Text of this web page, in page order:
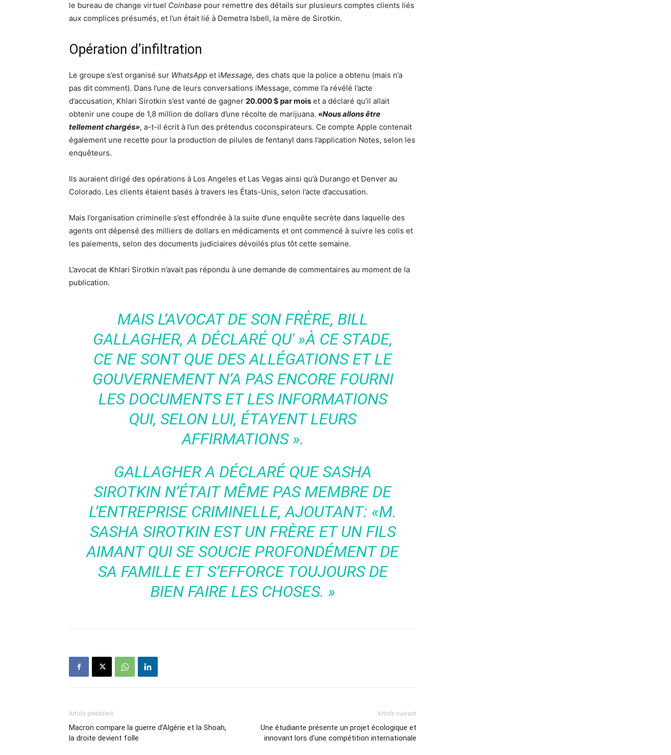
le bureau de change virtuel Coinbase pour remettre des détails sur plusieurs comptes clients liés
aux complices présumés, et l’un était lié à Demetra Isbell, la mère de Sirotkin.
Opération d’infiltration
Le groupe s’est organisé sur WhatsApp et iMessage, des chats que la police a obtenu (mais n’a
pas dit comment). Dans l’une de leurs conversations iMessage, comme l’a révélé l’acte
d’accusation, Khlari Sirotkin s’est vanté de gagner 20.000 $ par mois et a déclaré qu’il allait
obtenir une coupe de 1,8 million de dollars d’une récolte de marijuana. «Nous allons être
tellement chargés», a-t-il écrit à l’un des prétendus coconspirateurs. Ce compte Apple contenait
également une recette pour la production de pilules de fentanyl dans l’application Notes, selon les
enquêteurs.
Ils auraient dirigé des opérations à Los Angeles et Las Vegas ainsi qu’à Durango et Denver au
Colorado. Les clients étaient basés à travers les États-Unis, selon l’acte d’accusation.
Mais l’organisation criminelle s’est effondrée à la suite d’une enquête secrète dans laquelle des
agents ont dépensé des milliers de dollars en médicaments et ont commencé à suivre les colis et
les paiements, selon des documents judiciaires dévoilés plus tôt cette semaine.
L’avocat de Khlari Sirotkin n’avait pas répondu à une demande de commentaires au moment de la
publication.
MAIS L’AVOCAT DE SON FRÈRE, BILL
GALLAGHER, A DÉCLARÉ QU' »À CE STADE,
CE NE SONT QUE DES ALLÉGATIONS ET LE
GOUVERNEMENT N’A PAS ENCORE FOURNI
LES DOCUMENTS ET LES INFORMATIONS
QUI, SELON LUI, ÉTAYENT LEURS
AFFIRMATIONS ».
GALLAGHER A DÉCLARÉ QUE SASHA
SIROTKIN N’ÉTAIT MÊME PAS MEMBRE DE
L’ENTREPRISE CRIMINELLE, AJOUTANT: «M.
SASHA SIROTKIN EST UN FRÈRE ET UN FILS
AIMANT QUI SE SOUCIE PROFONDÉMENT DE
SA FAMILLE ET S’EFFORCE TOUJOURS DE
BIEN FAIRE LES CHOSES. »
Article précédent
Macron compare la guerre d’Algérie et la Shoah,
la droite devient folle
Article suivant
Une étudiante présente un projet écologique et
innovant lors d’une compétition internationale